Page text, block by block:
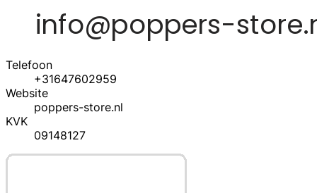
Telefoon
+31647602959
Website
poppers-store.nl
KVK
09148127